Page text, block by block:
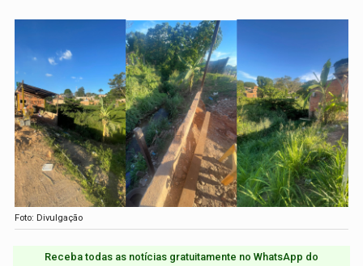
Foto: Divulgação
Receba todas as notícias gratuitamente no WhatsApp do